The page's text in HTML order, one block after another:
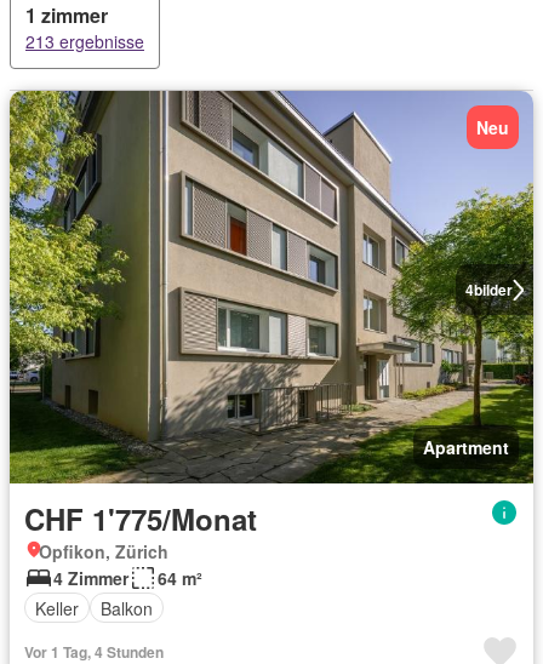
1 zimmer
213 ergebnisse
4bilder
Neu
Apartment
CHF 1'775/Monat
Opfikon, Zürich
4 Zimmer
64 m²
Keller
Balkon
Vor 1 Tag, 4 Stunden